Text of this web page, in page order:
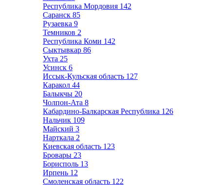
Республика Мордовия 142
Саранск 85
Рузаевка 9
Темников 2
Республика Коми 142
Сыктывкар 86
Ухта 25
Усинск 6
Иссык-Кульская область 127
Каракол 44
Балыкчы 20
Чолпон-Ата 8
Кабардино-Балкарская Республика 126
Нальчик 109
Майский 3
Нарткала 2
Киевская область 123
Бровары 23
Борисполь 13
Ирпень 12
Смоленская область 122